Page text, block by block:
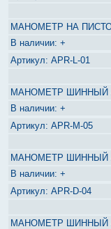
МАНОМЕТР НА
+
APR-L-01
МАНОМЕТР ШИННЫЙ
+
APR-M-05
МАНОМЕТР ШИННЫЙ
+
APR-D-04
МАНОМЕТР ШИННЫЙ